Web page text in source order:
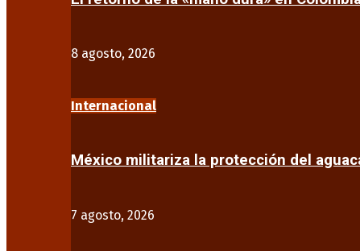
8 agosto, 2026
Internacional
México militariza la protección del
7 agosto, 2026